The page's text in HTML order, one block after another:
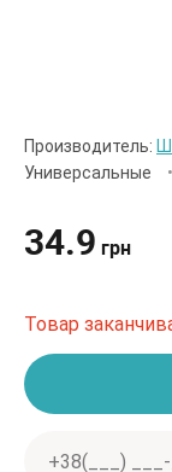
Производитель:
Универсальные
34.9 грн
Товар